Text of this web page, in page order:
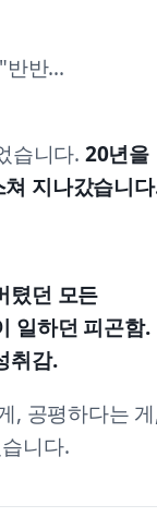
반...
습니다. 20년을
지나갔습니
텼던 모든
일하던 피곤함.
취감.
, 공평하다는
니다.